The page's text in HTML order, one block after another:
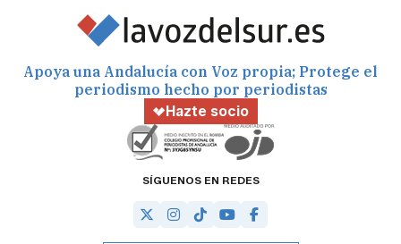
Apoya una Andalucía con Voz propia; Protege el
periodismo hecho por periodistas
Hazte socio
SÍGUENOS EN REDES